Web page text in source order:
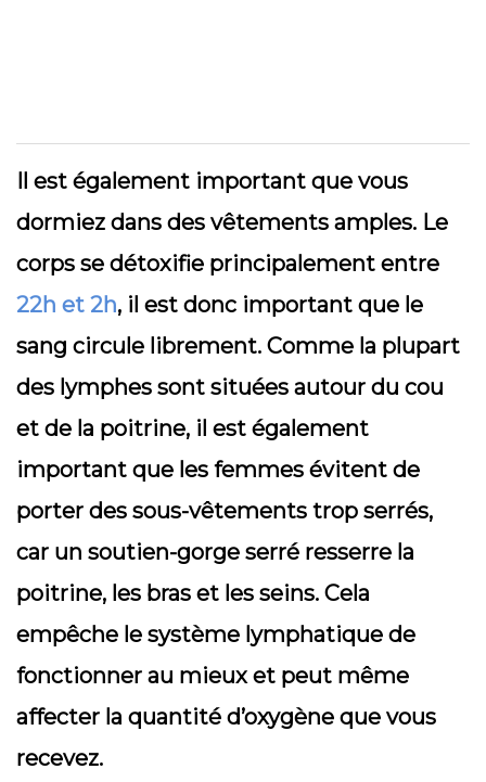
Il est également important que vous
dormiez dans des vêtements amples. Le
corps se détoxifie principalement entre
22h et 2h, il est donc important que le
sang circule librement. Comme la plupart
des lymphes sont situées autour du cou
et de la poitrine, il est également
important que les femmes évitent de
porter des sous-vêtements trop serrés,
car un soutien-gorge serré resserre la
poitrine, les bras et les seins. Cela
empêche le système lymphatique de
fonctionner au mieux et peut même
affecter la quantité d’oxygène que vous
recevez.